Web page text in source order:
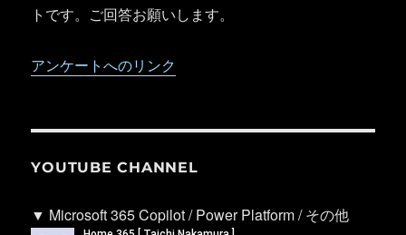
トです。ご回答お願いします。
アンケートへのリンク
YOUTUBE CHANNEL
▼ Microsoft 365 Copilot / Power Platform / その他